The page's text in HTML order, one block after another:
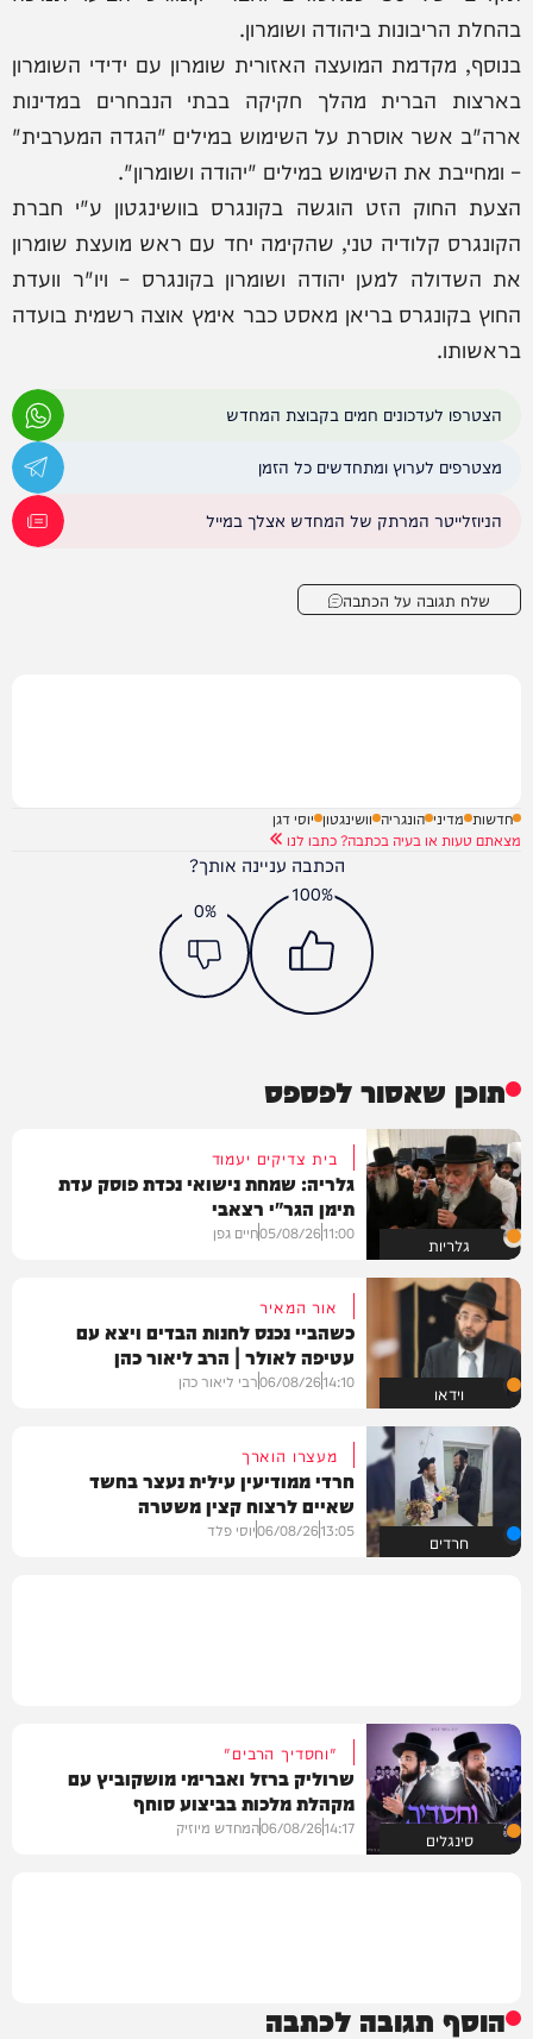
בהחלת הריבונות ביהודה ושומרון.
בנוסף, מקדמת המועצה האזורית שומרון עם ידידי השומרון
בארצות הברית מהלך חקיקה בבתי הנבחרים במדינות
ארה"ב אשר אוסרת על השימוש במילים "הגדה המערבית"
– ומחייבת את השימוש במילים "יהודה ושומרון".
הצעת החוק הזט הוגשה בקונגרס בוושינגטון ע"י חברת
הקונגרס קלודיה טני, שהקימה יחד עם ראש מועצת שומרון
את השדולה למען יהודה ושומרון בקונגרס – ויו"ר וועדת
החוץ בקונגרס בריאן מאסט כבר אימץ אוצה רשמית בועדה
בראשותו.
הצטרפו לעדכונים חמים בקבוצת המחדש
מצטרפים לערוץ ומתחדשים כל הזמן
הניוזלייטר המרתק של המחדש אצלך במייל
שלח תגובה על הכתבה
חדשות מדיני הונגריה וושינגטון יוסי דגן
מצאתם טעות או בעיה בכתבה? כתבו לנו
הכתבה עניינה אותך?
100%
0%
תוכן שאסור לפספס
גלריות
בית צדיקים יעמוד
גלריה: שמחת נישואי נכדת פוסק עדת
תימן הגר"י רצאבי
11:00
05/08/26חיים גפן
וידאו
אור המאיר
כשהביי נכנס לחנות הבדים ויצא עם
עטיפה לאולר | הרב ליאור כהן
14:10
06/08/26רבי ליאור כהן
חרדים
מעצרו הוארך
חרדי ממודיעין עילית נעצר בחשד
שאיים לרצוח קצין משטרה
13:05
06/08/26יוסי פלד
סינגלים
"וחסדיך הרבים"
שרוליק ברזל ואברימי מושקוביץ עם
מקהלת מלכות בביצוע סוחף
14:17
06/08/26המחדש מיוזיק
הוסף תגובה לכתבה